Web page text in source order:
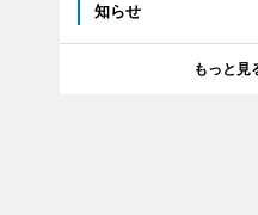
知らせ
もっと見